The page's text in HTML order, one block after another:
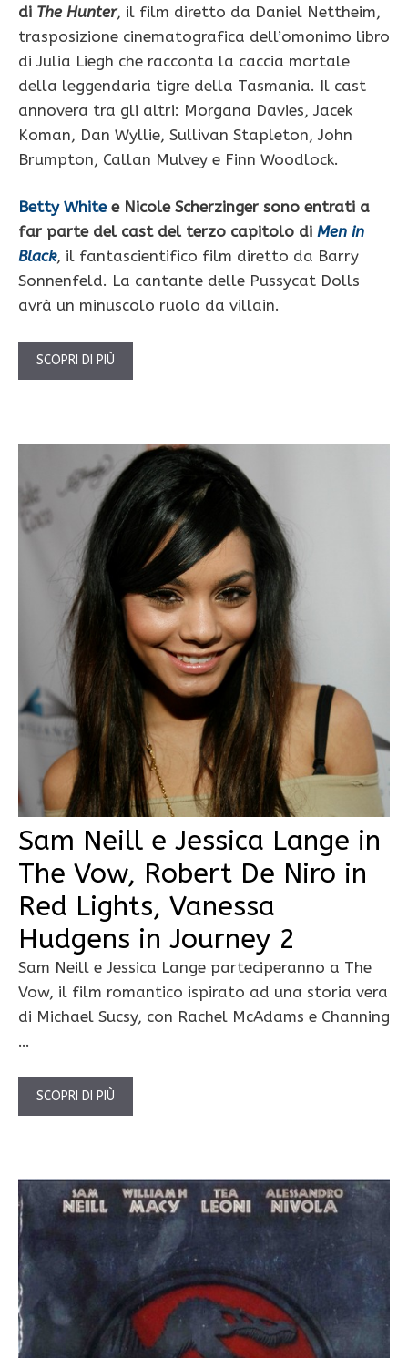
di The Hunter, il film diretto da Daniel Nettheim,
trasposizione cinematografica dell’omonimo libro
di Julia Liegh che racconta la caccia mortale
della leggendaria tigre della Tasmania. Il cast
annovera tra gli altri: Morgana Davies, Jacek
Koman, Dan Wyllie, Sullivan Stapleton, John
Brumpton, Callan Mulvey e Finn Woodlock.
Betty Whitee Nicole Scherzinger sono entrati a
far parte del cast del terzo capitolo di Men in
Black, il fantascientifico film diretto da Barry
Sonnenfeld. La cantante delle Pussycat Dolls
avrà un minuscolo ruolo da villain.
SCOPRI DI PIÙ
Sam Neill e Jessica Lange in
The Vow, Robert De Niro in
Red Lights, Vanessa
Hudgens in Journey 2
Sam Neill e Jessica Lange parteciperanno a The
Vow, il film romantico ispirato ad una storia vera
di Michael Sucsy, con Rachel McAdams e Channing
…
SCOPRI DI PIÙ